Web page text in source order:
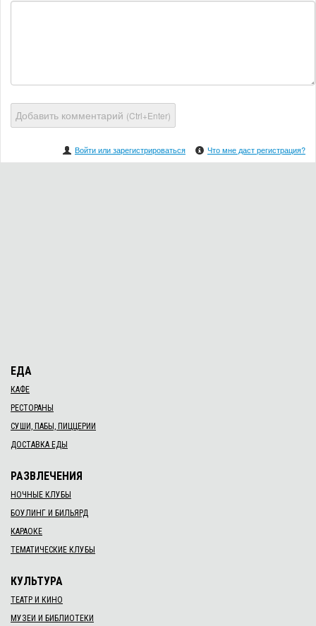
Добавить комментарий (Ctrl+Enter)
Войти или зарегистрироваться Что мне даст регистрация?
ЕДА
КАФЕ
РЕСТОРАНЫ
СУШИ, ПАБЫ, ПИЦЦЕРИИ
ДОСТАВКА ЕДЫ
РАЗВЛЕЧЕНИЯ
НОЧНЫЕ КЛУБЫ
БОУЛИНГ И БИЛЬЯРД
КАРАОКЕ
ТЕМАТИЧЕСКИЕ КЛУБЫ
КУЛЬТУРА
ТЕАТР И КИНО
МУЗЕИ И БИБЛИОТЕКИ